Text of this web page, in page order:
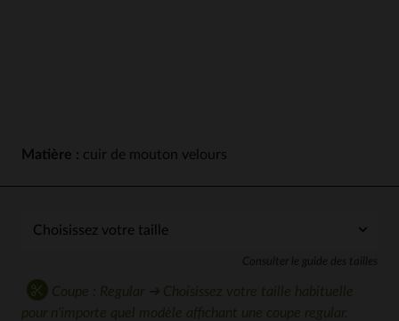
Matière : cuir de mouton velours
Consulter le guide des tailles
Coupe : Regular ➔ Choisissez votre taille habituelle
pour n'importe quel modèle affichant une coupe regular.